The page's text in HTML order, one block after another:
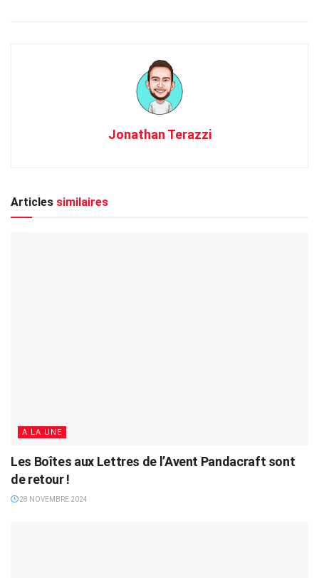
Jonathan Terazzi
Articles similaires
A LA UNE
Les Boîtes aux Lettres de l’Avent Pandacraft sont
de retour !
28 NOVEMBRE 2024